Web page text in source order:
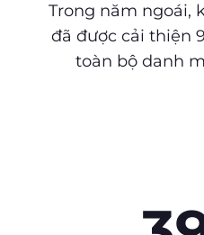
Trong năm ngoái,
đã được cải thiện
toàn bộ danh